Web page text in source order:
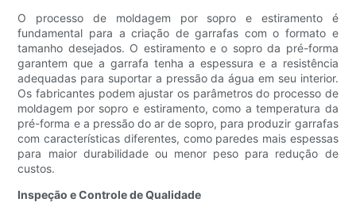
O processo de moldagem por sopro e estiramento é
fundamental para a criação de garrafas com o formato e
tamanho desejados. O estiramento e o sopro da pré-forma
garantem que a garrafa tenha a espessura e a resistência
adequadas para suportar a pressão da água em seu interior.
Os fabricantes podem ajustar os parâmetros do processo de
moldagem por sopro e estiramento, como a temperatura da
pré-forma e a pressão do ar de sopro, para produzir garrafas
com características diferentes, como paredes mais espessas
para maior durabilidade ou menor peso para redução de
custos.
Inspeção e Controle de Qualidade